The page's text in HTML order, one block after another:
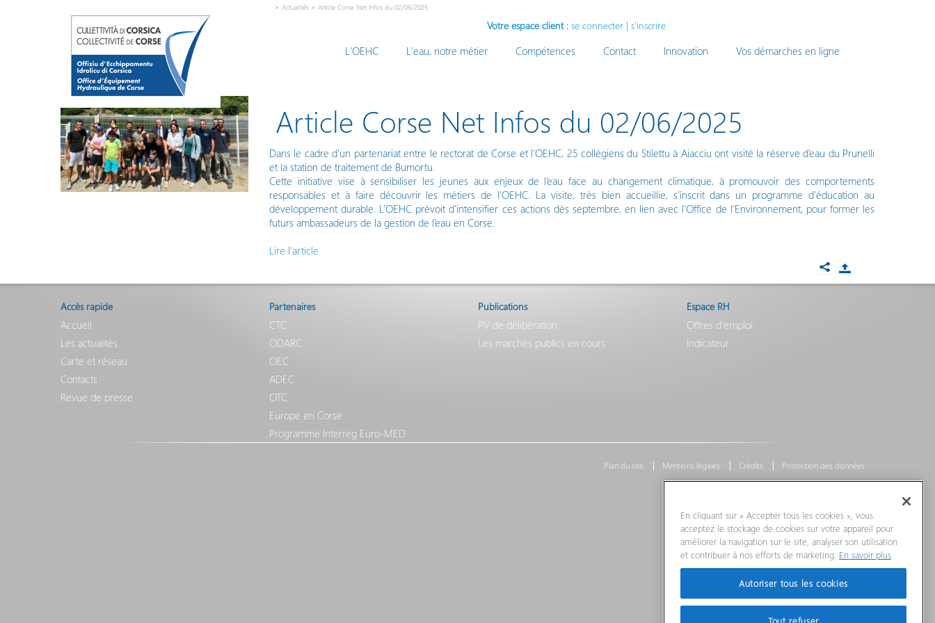
> Actualités > Article Corse Net Infos du 02/06/2025
Votre espace client : se connecter | s'inscrire
L'OEHC L'eau, notre métier Compétences Contact Innovation Vos démarches en ligne
Article Corse Net Infos du 02/06/2025
Dans le cadre d’un partenariat entre le rectorat de Corse et l’OEHC, 25 collégiens du Stilettu à Aiacciu ont visité la réserve d’eau du Prunelli
et la station de traitement de Bumortu.
Cette initiative vise à sensibiliser les jeunes aux enjeux de l’eau face au changement climatique, à promouvoir des comportements
responsables et à faire découvrir les métiers de l’OEHC. La visite, très bien accueillie, s’inscrit dans un programme d’éducation au
développement durable. L’OEHC prévoit d’intensifier ces actions dès septembre, en lien avec l’Office de l’Environnement, pour former les
futurs ambassadeurs de la gestion de l’eau en Corse.
Lire l'article
Accès rapide
Accueil
Les actualités
Carte et réseau
Contacts
Revue de presse
Partenaires
CTC
ODARC
OEC
ADEC
OTC
Europe en Corse
Programme Interreg Euro-MED
Publications
PV de délibération
Les marchés publics en cours
Espace RH
Offres d'emploi
Indicateur
Plan du site Mentions légales Crédits Protection des données
En cliquant sur « Accepter tous les cookies », vous
acceptez le stockage de cookies sur votre appareil pour
améliorer la navigation sur le site, analyser son utilisation
et contribuer à nos efforts de marketing. En savoir plus
Autoriser tous les cookies
Tout refuser